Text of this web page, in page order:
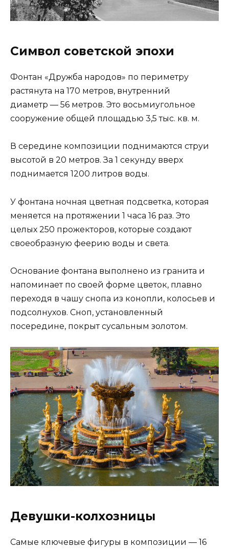
Символ советской эпохи
Фонтан «Дружба народов» по периметру
растянута на 170 метров, внутренний
диаметр — 56 метров. Это восьмиугольное
сооружение общей площадью 3,5 тыс. кв. м.
В середине композиции поднимаются струи
высотой в 20 метров. За 1 секунду вверх
поднимается 1200 литров воды.
У фонтана ночная цветная подсветка, которая
меняется на протяжении 1 часа 16 раз. Это
целых 250 прожекторов, которые создают
своеобразную феерию воды и света.
Основание фонтана выполнено из гранита и
напоминает по своей форме цветок, плавно
переходя в чашу снопа из конопли, колосьев и
подсолнухов. Сноп, установленный
посередине, покрыт сусальным золотом.
Девушки-колхозницы
Самые ключевые фигуры в композиции — 16